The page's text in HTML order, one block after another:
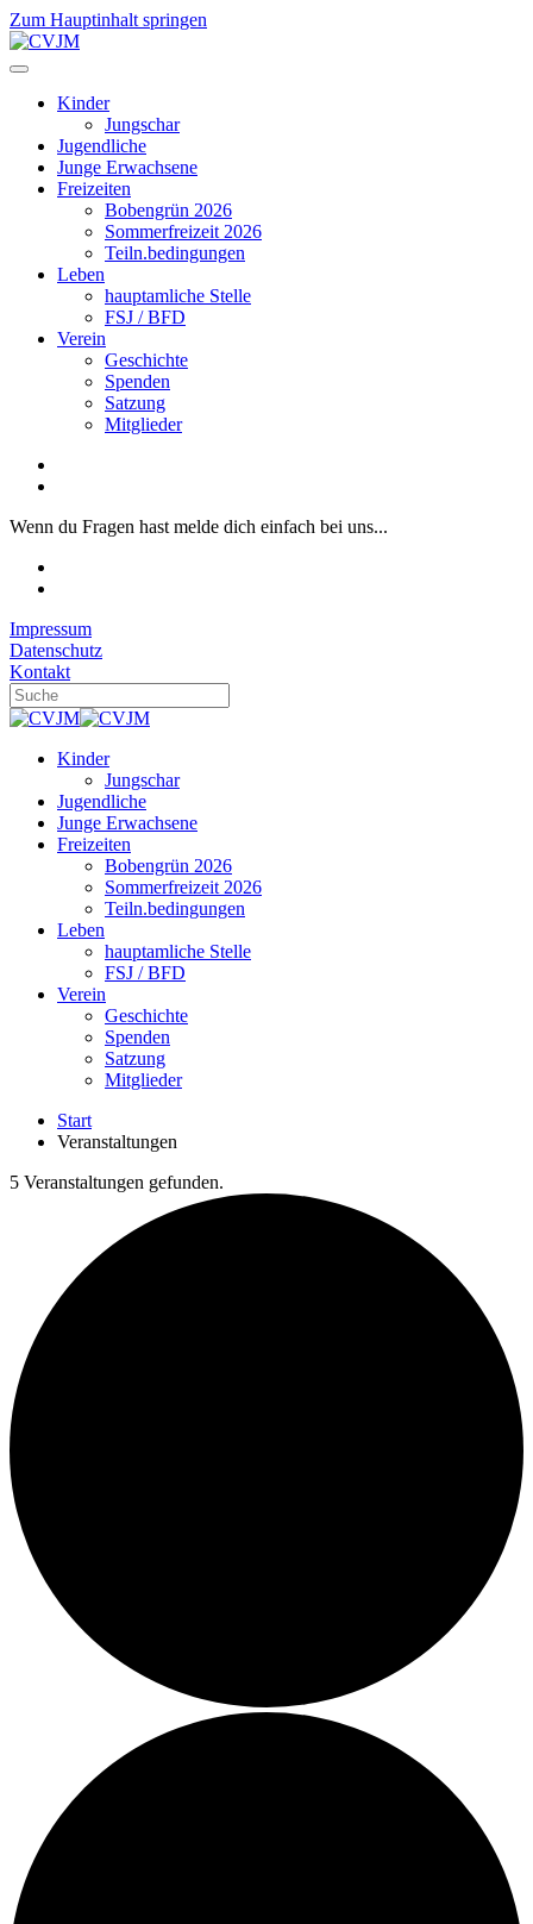
Zum Hauptinhalt springen
Kinder
Jungschar
Jugendliche
Junge Erwachsene
Freizeiten
Bobengrün 2026
Sommerfreizeit 2026
Teiln.bedingungen
Leben
hauptamliche Stelle
FSJ / BFD
Verein
Geschichte
Spenden
Satzung
Mitglieder
Wenn du Fragen hast melde dich einfach bei uns...
Impressum
Datenschutz
Kontakt
Kinder
Jungschar
Jugendliche
Junge Erwachsene
Freizeiten
Bobengrün 2026
Sommerfreizeit 2026
Teiln.bedingungen
Leben
hauptamliche Stelle
FSJ / BFD
Verein
Geschichte
Spenden
Satzung
Mitglieder
Start
Veranstaltungen
5 Veranstaltungen gefunden.